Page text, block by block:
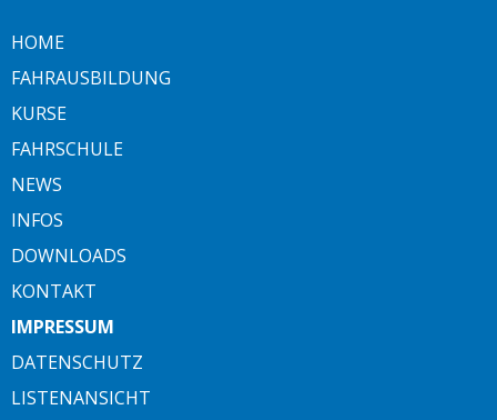
HOME
FAHRAUSBILDUNG
KURSE
FAHRSCHULE
NEWS
INFOS
DOWNLOADS
KONTAKT
IMPRESSUM
DATENSCHUTZ
LISTENANSICHT